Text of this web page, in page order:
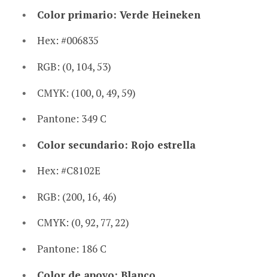
Color primario: Verde Heineken
Hex: #006835
RGB: (0, 104, 53)
CMYK: (100, 0, 49, 59)
Pantone: 349 C
Color secundario: Rojo estrella
Hex: #C8102E
RGB: (200, 16, 46)
CMYK: (0, 92, 77, 22)
Pantone: 186 C